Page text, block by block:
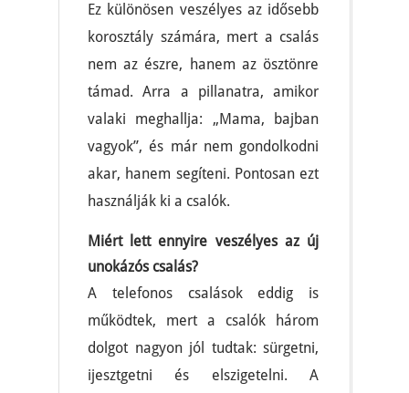
Ez különösen veszélyes az idősebb
korosztály számára, mert a csalás
nem az észre, hanem az ösztönre
támad. Arra a pillanatra, amikor
valaki meghallja: „Mama, bajban
vagyok”, és már nem gondolkodni
akar, hanem segíteni. Pontosan ezt
használják ki a csalók.
Miért lett ennyire veszélyes az új
unokázós csalás?
A telefonos csalások eddig is
működtek, mert a csalók három
dolgot nagyon jól tudtak: sürgetni,
ijesztgetni és elszigetelni. A